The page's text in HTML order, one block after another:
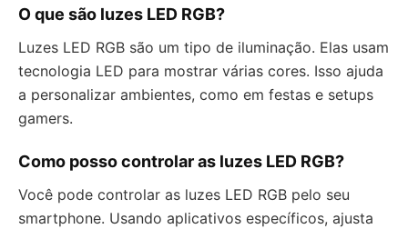
O que são luzes LED RGB?
Luzes LED RGB são um tipo de iluminação. Elas usam
tecnologia LED para mostrar várias cores. Isso ajuda
a personalizar ambientes, como em festas e setups
gamers.
Como posso controlar as luzes LED RGB?
Você pode controlar as luzes LED RGB pelo seu
smartphone. Usando aplicativos específicos, ajusta